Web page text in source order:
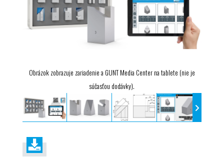
Obrázok zobrazuje zariadenie a GUNT Media Center na tablete (nie je
súčasťou dodávky).